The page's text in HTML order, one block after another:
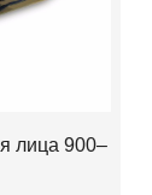
лица 900–